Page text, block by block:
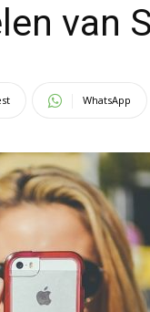
van
WhatsApp